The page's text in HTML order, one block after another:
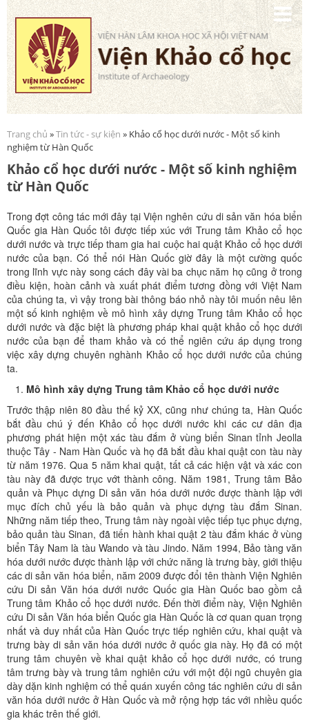
Nhảy
đến
nội
dung
Bạn đang ở đây
Trang chủ »Tin tức - sự kiện » Khảo cổ học dưới nước - Một số kinh
nghiệm từ Hàn Quốc
Khảo cổ học dưới nước - Một số kinh nghiệm
từ Hàn Quốc
Trong đợt công tác mới đây tại Viện nghên cứu di sản văn hóa biển
Quốc gia Hàn Quốc tôi được tiếp xúc với Trung tâm Khảo cổ học
dưới nước và trực tiếp tham gia hai cuộc hai quật Khảo cổ học dưới
nước của bạn. Có thể nói Hàn Quốc giờ đây là một cường quốc
trong lĩnh vực này song cách đây vài ba chục năm họ cũng ở trong
điều kiện, hoàn cảnh và xuất phát điểm tương đồng với Việt Nam
của chúng ta, vì vậy trong bài thông báo nhỏ này tôi muốn nêu lên
một số kinh nghiệm về mô hình xây dựng Trung tâm Khảo cổ học
dưới nước và đặc biệt là phương pháp khai quật khảo cổ học dưới
nước của bạn để tham khảo và có thể ngiên cứu áp dụng trong
việc xây dựng chuyên nghành Khảo cổ học dưới nước của chúng
ta.
Mô hình xây dựng Trung tâm Khảo cổ học dưới nước
Trước thập niên 80 đầu thế kỷ XX, cũng như chúng ta, Hàn Quốc
bắt đầu chú ý đến Khảo cổ học dưới nước khi các cư dân địa
phương phát hiện một xác tàu đắm ở vùng biển Sinan tỉnh Jeolla
thuộc Tây - Nam Hàn Quốc và họ đã bắt đầu khai quật con tàu này
từ năm 1976. Qua 5 năm khai quật, tất cả các hiện vật và xác con
tàu này đã được trục vớt thành công. Năm 1981, Trung tâm Bảo
quản và Phục dựng Di sản văn hóa dưới nước được thành lập với
mục đích chủ yếu là bảo quản và phục dựng tàu đắm Sinan.
Những năm tiếp theo, Trung tâm này ngoài việc tiếp tục phục dựng,
bảo quản tàu Sinan, đã tiến hành khai quật 2 tàu đắm khác ở vùng
biển Tây Nam là tàu Wando và tàu Jindo. Năm 1994, Bảo tàng văn
hóa dưới nước được thành lập với chức năng là trưng bày, giới thiệu
các di sản văn hóa biển, năm 2009 được đổi tên thành Viện Nghiên
cứu Di sản Văn hóa dưới nước Quốc gia Hàn Quốc bao gồm cả
Trung tâm Khảo cổ học dưới nước. Đến thời điểm này, Viện Nghiên
cứu Di sản Văn hóa biển Quốc gia Hàn Quốc là cơ quan quan trọng
nhất và duy nhất của Hàn Quốc trực tiếp nghiên cứu, khai quật và
trưng bày di sản văn hóa dưới nước ở quốc gia này. Họ đã có một
trung tâm chuyên về khai quật khảo cổ học dưới nước, có trung
tâm trưng bày và trung tâm nghiên cứu với một đội ngũ chuyên gia
dày dặn kinh nghiệm có thể quán xuyến công tác nghiên cứu di sản
văn hóa dưới nước ở Hàn Quốc và mở rộng hợp tác với nhiều quốc
gia khác trên thế giới.